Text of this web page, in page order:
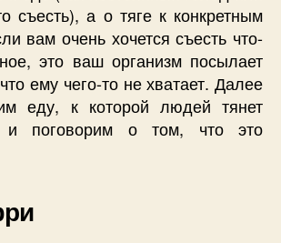
съесть), а о тяге к конкретным
вам очень хочется съесть что-
это ваш организм посылает
ему чего-то не хватает. Далее
еду, к которой людей тянет
и поговорим о том, что это